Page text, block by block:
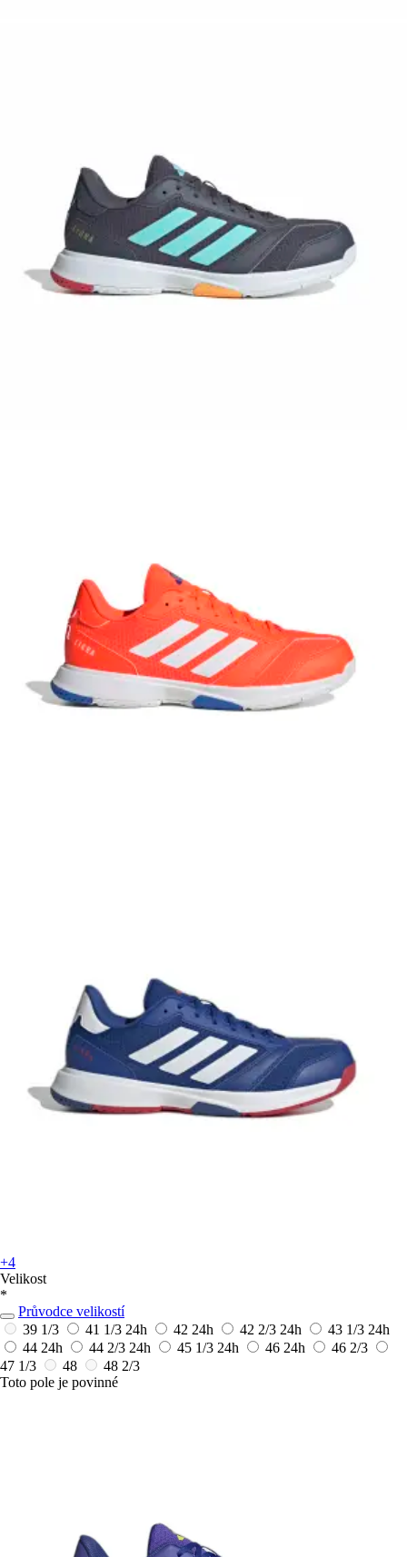
+4
Velikost
*
Průvodce velikostí
39 1/3
41 1/3 24h 42 24h 42 2/3 24h 43 1/3 24h
44 24h 44 2/3 24h 45 1/3 24h 46 24h
46 2/3
47 1/3
48
48 2/3
Toto pole je povinné